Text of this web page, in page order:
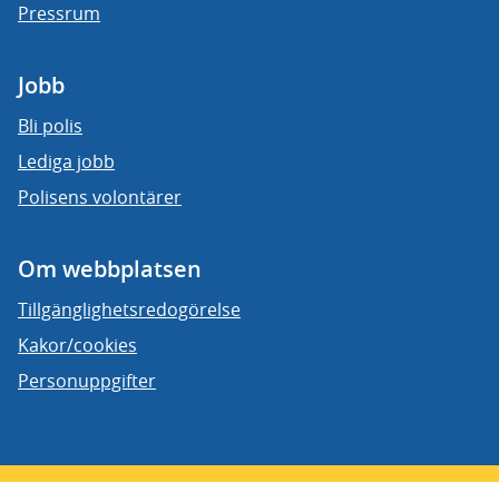
Pressrum
Jobb
Bli polis
Lediga jobb
Polisens volontärer
Om webbplatsen
Tillgänglighetsredogörelse
Kakor/cookies
Personuppgifter